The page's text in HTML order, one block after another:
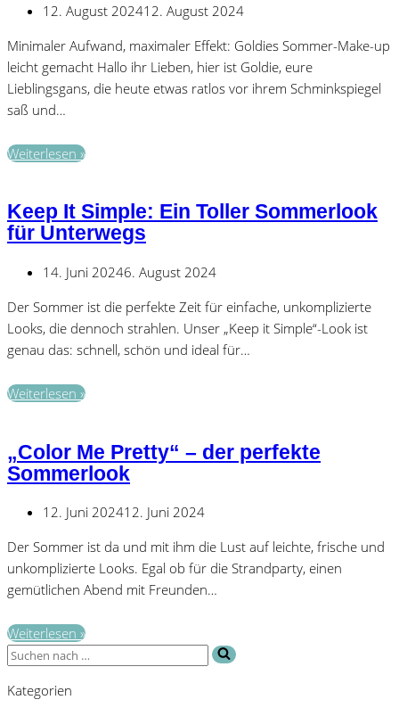
12. August 202412. August 2024
Minimaler Aufwand, maximaler Effekt: Goldies Sommer-Make-up
leicht gemacht Hallo ihr Lieben, hier ist Goldie, eure
Lieblingsgans, die heute etwas ratlos vor ihrem Schminkspiegel
saß und…
Weiterlesen »Ratlos
Schminkspiegel?!
Goldies
für
einen
strahlenden
Sommerlook.
Keep It Simple: Ein Toller Sommerlook
für Unterwegs
14. Juni 20246. August 2024
Der Sommer ist die perfekte Zeit für einfache, unkomplizierte
Looks, die dennoch strahlen. Unser „Keep it Simple“-Look ist
genau das: schnell, schön und ideal für…
Weiterlesen »Keep
Ein
Toller
für
Unterwegs
„Color Me Pretty“ – der perfekte
Sommerlook
12. Juni 202412. Juni 2024
Der Sommer ist da und mit ihm die Lust auf leichte, frische und
unkomplizierte Looks. Egal ob für die Strandparty, einen
gemütlichen Abend mit Freunden…
Weiterlesen »„Color
Me
Suchen
Kategorien